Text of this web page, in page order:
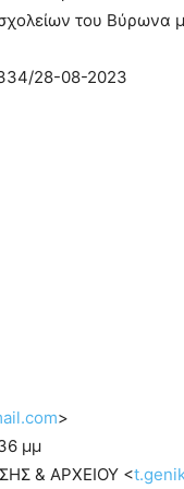
του Βύρωνα
28-08-2023
>
μμ
& ΑΡΧΕΙΟΥ <